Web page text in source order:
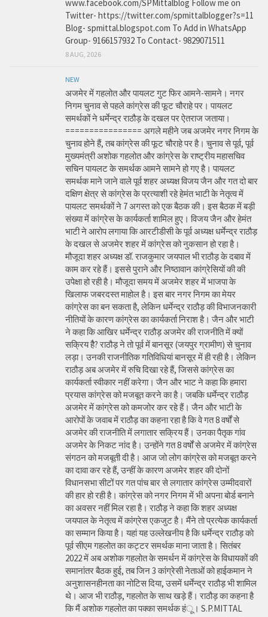
www.facebook.com/SPMittalblog Follow me on
Twitter- https://twitter.com/spmittalblogger?s=11
Blog- spmittal.blogspot.com To Add in WhatsApp
Group- 9166157932 To Contact- 9829071511
8 AUG, 2026
NEW
अजमेर में गहलोत और पायलट गुट फिर आमने-सामने। नगर
निगम चुनाव से पहले कांग्रेस की फूट चौराहे पर। पायलट
समर्थकों ने धर्मेन्द्र राठौड़ के दखल पर ऐतराज जताया।
================ अगले महीने जब अजमेर नगर निगम के
चुनाव होने हैं, तब कांग्रेस की फूट चौराहे पर है। चुनाव से पूर्व, पूर्व
मुख्यमंत्री अशोक गहलोत और कांग्रेस के राष्ट्रीय महासचिव
सचिन पायलट के समर्थक आमने सामने हो गए है। पायलट
समर्थक माने जाने वाले पूर्व शहर अध्यक्ष विजय जैन और गत दो बार
दक्षिण क्षेत्र से कांग्रेस के प्रत्याशी रहे हेमंत भाटी के नेतृत्व में
पायलट समर्थकों ने 7 अगस्त को एक बैठक की। इस बैठक में बड़ी
संख्या में कांग्रेस के कार्यकर्ता शामिल हुए। विजय जैन और हेमंत
भाटी ने आरोप लगाया कि आरटीडीसी के पूर्व अध्यक्ष धर्मेन्द्र राठौड़
के दखल से अजमेर शहर में कांग्रेस को नुकसान हो रहा है।
मौजूदा शहर अध्यक्ष डॉ. राजकुमार जयपाल भी राठौड़ के दबाव में
काम कर रहे हैं। इससे पुराने और निष्ठावान कांग्रेसियों की की
उपेक्षा हो रही है। मौजूदा समय में अजमेर शहर में भाजपा के
खिलाफ जबरदस्त माहोल है। इस बार नगर निगम का मेयर
कांग्रेस का बन सकता है, लेकिन धर्मेन्द्र राठौड़ की विभाजनकारी
नीतियों के कारण कांग्रेस का कार्यकर्ता निराश है। जैन और भाटी
ने कहा कि आखिर धर्मेन्द्र राठौड़ अजमेर की राजनीति में क्यों
सक्रिय हैै? राठौड़ ने तो पूर्व में बानसूर (जयपुर ग्रामीण) से चुनाव
लड़ा। उनकी राजनीतिक गतिविधियां बानसूर में ही रही है। लेकिन
राठौड़ अब अजमेर में रुचि दिखा रहे हैं, जिससे कांग्रेस का
कार्यकर्ता स्वीकार नहीं करेगा। जैन और भाट ने कहा कि हमारा
प्रयास कांग्रेस को मजबूत करने का है। जबकि धर्मेन्द्र राठौड़
अजमेर में कांग्रेस को कमजोर कर रहे हैं। जैन और भाटी के
आरोपों के जवाब में राठौड़ का कहना रहा है कि वे गत 8 वर्षों से
अजमेर की राजनीति में लगातार सक्रिय हैं। उनका पैतृक गांव
अजमेर के निकट नांद है। उन्होंने गत 8 वर्षों से अजमेर में कांग्रेस
संगठन को मजबूती दी है। आज जो लोग कांग्रेस को मजबूत करने
का दावा कर रहे हैं, उन्हीं के कारण अजमेर शहर की दोनों
विधानसभा सीटों पर गत पांच बार से लगातार कांग्रेस उम्मीदवारों
की हार हो रही है। कांग्रेस को नगर निगम में भी अपना बोर्ड बनाने
का अवसर नहीं मिल रहा है। राठौड़ ने कहा कि शहर अध्यक्ष
जयपाल के नेतृत्व में कांग्रेस एकजुट है। मैंने तो प्रत्येक कार्यकर्ता
का सम्मान किया है। यहां यह उल्लेखनीय है कि धर्मेन्द्र राठौड़ को
पूर्व सीएम गहलोत का कट्टर समर्थक माना जाता है। सितंबर
2022 में अब अशोक गहलोत के समर्थन में कांग्रेस के विधायकों की
समानांतर बैठक हुई, तब जिन 3 कांग्रेसी नेताओं को हाईकमान ने
अनुशासनहीनता का नोटिस दिया, उसमें धर्मेन्द्र राठौड़ भी शामिल
थे। आज भी राठौड़, गहलोत के साथ खड़े हैं। राठौड़ का कहना है
कि मैं अशोक गहलोत का पक्का समर्थक हंू। S.P.MITTAL